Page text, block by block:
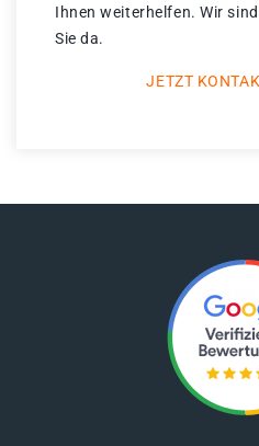
Ihnen weiterhelfen. Wir
Sie da.
JETZT